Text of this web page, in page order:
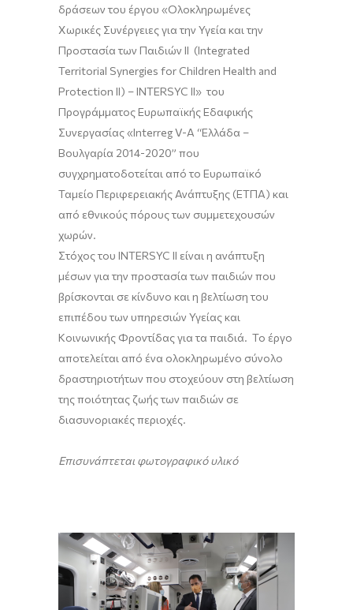
δράσεων του έργου «Ολοκληρωμένες
Χωρικές Συνέργειες για την Υγεία και την
Προστασία των Παιδιών II (Integrated
Territorial Synergies for Children Health and
Protection ΙΙ) – INTERSYC II» του
Προγράμματος Ευρωπαϊκής Εδαφικής
Συνεργασίας «Interreg V-A “Ελλάδα –
Βουλγαρία 2014-2020” που
συγχρηματοδοτείται από το Ευρωπαϊκό
Ταμείο Περιφερειακής Ανάπτυξης (ΕΤΠΑ) και
από εθνικούς πόρους των συμμετεχουσών
χωρών.
Στόχος του INTERSYC II είναι η ανάπτυξη
μέσων για την προστασία των παιδιών που
βρίσκονται σε κίνδυνο και η βελτίωση του
επιπέδου των υπηρεσιών Υγείας και
Κοινωνικής Φροντίδας για τα παιδιά. Το έργο
αποτελείται από ένα ολοκληρωμένο σύνολο
δραστηριοτήτων που στοχεύουν στη βελτίωση
της ποιότητας ζωής των παιδιών σε
διασυνοριακές περιοχές.
Επισυνάπτεται φωτογραφικό υλικό